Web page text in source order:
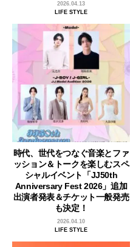
2026.04.13
LIFE STYLE
時代、世代をつなぐ音楽とファ
ッション＆トークを楽しむスペ
シャルイベント「JJ50th
Anniversary Fest 2026」追加
出演者発表＆チケット一般発売
も決定！
2026.04.10
LIFE STYLE